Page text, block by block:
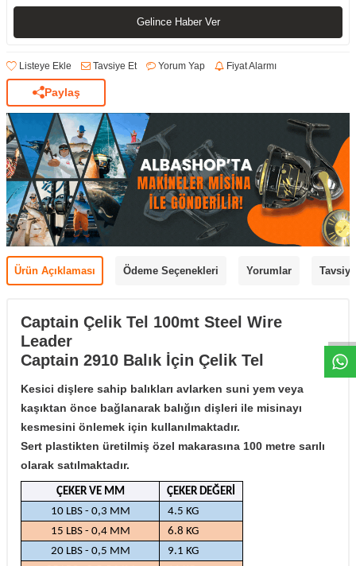
Gelince Haber Ver
Listeye Ekle Tavsiye Et Yorum Yap Fiyat Alarmı
Paylaş
Ürün Açıklaması Ödeme Seçenekleri Yorumlar
Captain Çelik Tel 100mt Steel Wire
Leader
Captain 2910 Balık İçin Çelik Tel
Kesici dişlere sahip balıkları avlarken suni yem veya
kaşıktan önce bağlanarak balığın dişleri ile misinayı
kesmesini önlemek için kullanılmaktadır.
Sert plastikten üretilmiş özel makarasına 100 metre sarılı
olarak satılmaktadır.
ÇEKER VE MM
ÇEKER DEĞERİ
10 LBS - 0,3 MM
4.5 KG
15 LBS - 0,4 MM
6.8 KG
20 LBS - 0,5 MM
9.1 KG